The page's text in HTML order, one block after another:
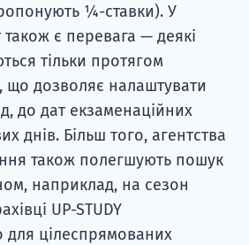
¼-ставки). У
є перевага — деякі
тільки протягом
що дозволяє налаштувати
до дат екзаменаційних
днів. Більш того, агентства
також полегшують пошук
наприклад, на сезон
UP-STUDY
для цілеспрямованих